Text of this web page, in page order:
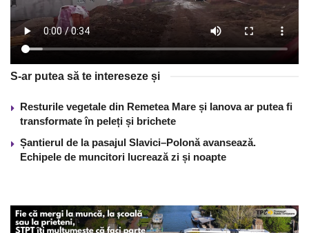
S-ar putea să te intereseze și
Resturile vegetale din Remetea Mare și Ianova ar putea fi
transformate în peleți și brichete
Șantierul de la pasajul Slavici–Polonă avansează.
Echipele de muncitori lucrează zi și noapte